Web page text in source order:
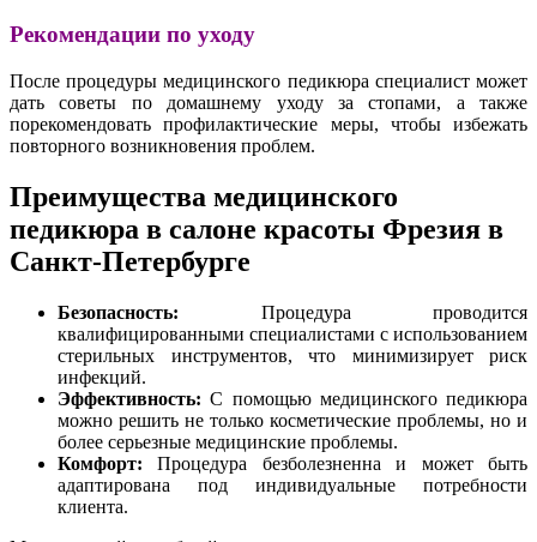
Рекомендации по уходу
После процедуры медицинского педикюра специалист может
дать советы по домашнему уходу за стопами, а также
порекомендовать профилактические меры, чтобы избежать
повторного возникновения проблем.
Преимущества медицинского
педикюра в салоне красоты Фрезия в
Санкт-Петербурге
Безопасность: Процедура проводится
квалифицированными специалистами с использованием
стерильных инструментов, что минимизирует риск
инфекций.
Эффективность: С помощью медицинского педикюра
можно решить не только косметические проблемы, но и
более серьезные медицинские проблемы.
Комфорт: Процедура безболезненна и может быть
адаптирована под индивидуальные потребности
клиента.